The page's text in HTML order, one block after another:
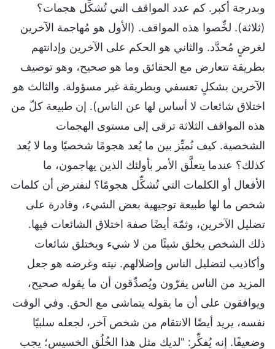
وبدرجة أكبر. كم عدد المواقف التي تُشكِّل هجمات؟
(ثلاثة). لخِّصوا هذه المواقف. (الأول هو مُهاجمة الآخرين
لغرضٍ مُحدَّد. والثاني هو الحكم على الآخرين وإدانتهم
بطريقة تتعارض مع الحقائق وما هو صحيح، وهو توصيف
الآخرين بشكلٍ تعسفي وبطريقة غير مسؤولة. والثالث هو
اختلاق شائعات لا أساس لها عن الناس). إن طبيعة كلّ من
هذه المواقف الثلاثة ترقى إلى مستوى الهجمات
الشخصية. كيف نُميِّز بين ما يُعد هجومًا شخصيًا وما لا يُعد
كذلك؟ عندما يتعلَّق الأمر بأولئك الذين يهاجمون، ما
الأفعال أو الكلمات التي تُشكِّل هجومًا؟ لنفترض أن كلمات
شخص ما لها طبيعة توجيهية بعض الشيء، وقادرة على
تضليل الآخرين، وثمّة أيضًا صفة اختلاق الشائعات فيها.
ذلك الشخص يخلق شيئًا من لا شيء ويختلق شائعات
وأكاذيب لتضليل الناس وإضلالهم. نيته وغرضه هو جعل
المزيد من الناس يقرّون ويُصدِّقون أن ما يقوله صحيح،
ويوافقون على أن ما يقوله يتماشى مع الحق. وفي الوقت
نفسه، يريد أيضًا الانتقام من شخص آخر، لجعله سلبيًا
وضعيفًا. إنه يُفكِّر: "لديك مثل هذا الخُلُق الخسيس؛ يجب